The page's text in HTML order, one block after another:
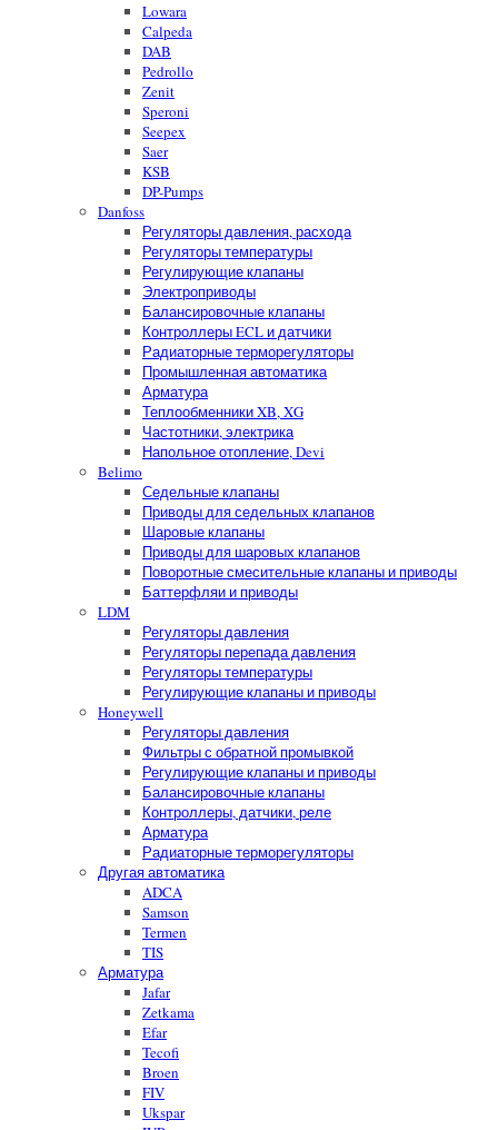
Lowara
Calpeda
DAB
Pedrollo
Zenit
Speroni
Seepex
Saer
KSB
DP-Pumps
Danfoss
Регуляторы давления, расхода
Регуляторы температуры
Регулирующие клапаны
Электроприводы
Балансировочные клапаны
Контроллеры ECL и датчики
Радиаторные терморегуляторы
Промышленная автоматика
Арматура
Теплообменники XB, XG
Частотники, электрика
Напольное отопление, Devi
Belimo
Седельные клапаны
Приводы для седельных клапанов
Шаровые клапаны
Приводы для шаровых клапанов
Поворотные смесительные клапаны и приводы
Баттерфляи и приводы
LDM
Регуляторы давления
Регуляторы перепада давления
Регуляторы температуры
Регулирующие клапаны и приводы
Honeywell
Регуляторы давления
Фильтры с обратной промывкой
Регулирующие клапаны и приводы
Балансировочные клапаны
Контроллеры, датчики, реле
Арматура
Радиаторные терморегуляторы
Другая автоматика
ADCA
Samson
Termen
TIS
Арматура
Jafar
Zetkama
Efar
Tecofi
Broen
FIV
Ukspar